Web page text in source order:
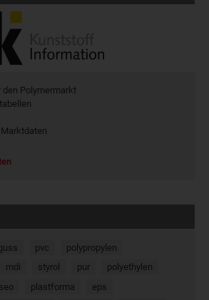
Polymermarkt
pvc
polypropylen
mdi styrol pur
polyethylen
plastforma
eps